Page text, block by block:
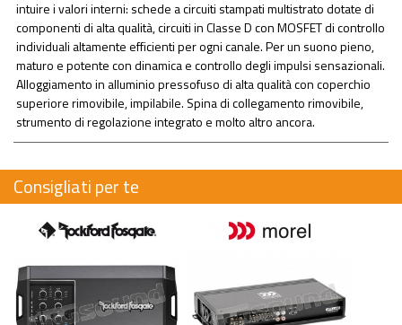
intuire i valori interni: schede a circuiti stampati multistrato dotate di
componenti di alta qualità, circuiti in Classe D con MOSFET di controllo
individuali altamente efficienti per ogni canale. Per un suono pieno,
maturo e potente con dinamica e controllo degli impulsi sensazionali.
Alloggiamento in alluminio pressofuso di alta qualità con coperchio
superiore rimovibile, impilabile. Spina di collegamento rimovibile,
strumento di regolazione integrato e molto altro ancora.
Consigliati per te